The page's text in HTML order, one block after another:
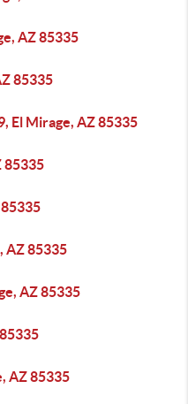
AZ 85335
85335
El Mirage, AZ 85335
85335
AZ 85335
AZ 85335
AZ 85335